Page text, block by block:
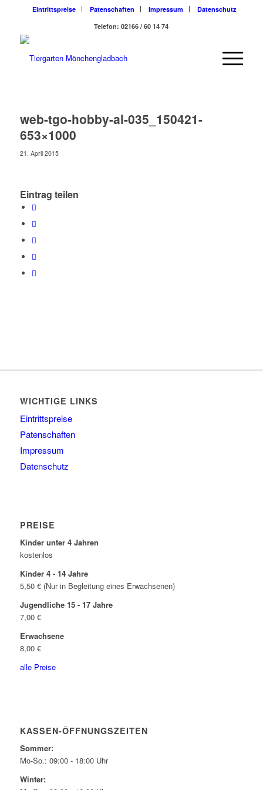
Eintrittspreise Patenschaften Impressum
Datenschutz
Telefon: 02166 / 60 14 74
web-tgo-hobby-al-035_150421-
653×1000
21. April 2015
Eintrag teilen
WICHTIGE LINKS
Eintrittspreise
Patenschaften
Impressum
Datenschutz
PREISE
Kinder unter 4 Jahren
kostenlos
Kinder 4 - 14 Jahre
5,50 € (Nur in Begleitung eines Erwachsenen)
Jugendliche 15 - 17 Jahre
7,00 €
Erwachsene
8,00 €
alle Preise
KASSEN-ÖFFNUNGSZEITEN
Sommer:
Mo-So.: 09:00 - 18:00 Uhr
Winter: